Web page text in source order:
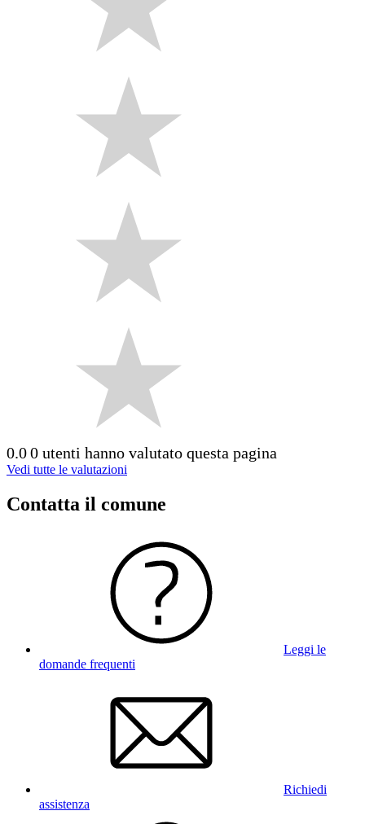
0.00 utenti hanno valutato questa pagina
Vedi tutte le valutazioni
Contatta il comune
Leggi le
domande frequenti
Richiedi
assistenza